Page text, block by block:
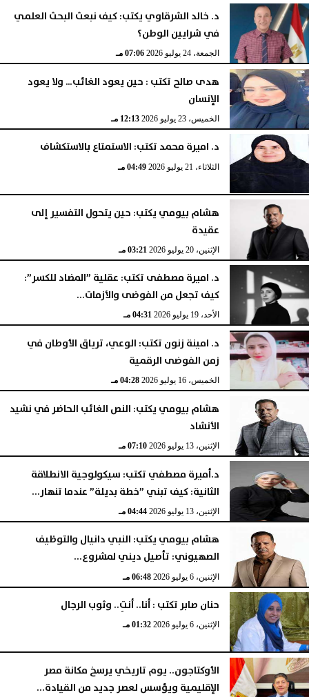
د. خالد الشرقاوي يكتب: كيف نبعث البحث العلمي
في شرايين الوطن؟
الجمعة، 24 يوليو 2026 07:06 مـ
هدى صالح تكتب : حين يعود الغائب… ولا يعود
الإنسان
الخميس، 23 يوليو 2026 12:13 مـ
د. اميرة محمد تكتب: الاستمتاع بالاستكشاف
الثلاثاء، 21 يوليو 2026 04:49 مـ
هشام بيومي يكتب: حين يتحول التفسير إلى
عقيدة
الإثنين، 20 يوليو 2026 03:21 مـ
د. اميرة مصطفى تكتب: عقلية ”المضاد للكسر”:
كيف تجعل من الفوضى والأزمات...
الأحد، 19 يوليو 2026 04:31 مـ
د. امينة زنون تكتب: الوعي، ترياق الأوطان في
زمن الفوضى الرقمية
الخميس، 16 يوليو 2026 04:28 مـ
هشام بيومي يكتب: النص الغائب الحاضر في نشيد
الأنشاد
الإثنين، 13 يوليو 2026 07:10 مـ
د.أميرة مصطفي تكتب: سيكولوجية الانطلاقة
الثانية: كيف تبني ”خطة بديلة” عندما تنهار...
الإثنين، 13 يوليو 2026 04:44 مـ
هشام بيومي يكتب: النبي دانيال والتوظيف
الصهيوني: تأصيل ديني لمشروع...
الإثنين، 6 يوليو 2026 06:48 مـ
حنان صابر تكتب : أنا.. أنتِ.. وثوب الرجال
الإثنين، 6 يوليو 2026 01:32 مـ
الأوكتاجون.. يوم تاريخي يرسخ مكانة مصر
الإقليمية ويؤسس لعصر جديد من القيادة...